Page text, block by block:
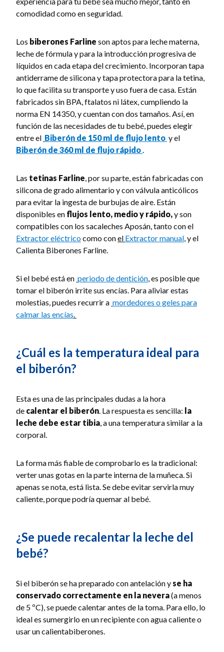
comodidad como en seguridad.
Los biberones Farline son aptos para leche materna,
leche de fórmula y para la introducción progresiva de
líquidos en cada etapa del crecimiento. Incorporan tapa
antiderrame de silicona y tapa protectora para la tetina,
lo que facilita su transporte y uso fuera de casa. Están
fabricados sin BPA, ftalatos ni látex, cumpliendo la
norma EN 14350, y cuentan con dos tamaños. Así, en
función de las necesidades de tu bebé, puedes elegir
entre el Biberón de 150 ml de flujo lento y el
Biberón de 360 ml de flujo rápido.
Las tetinas Farline, por su parte, están fabricadas con
silicona de grado alimentario y con válvula anticólicos
para evitar la ingesta de burbujas de aire. Están
disponibles en flujos lento, medio y rápido,y son
compatibles con los sacaleches Aposán, tanto con el
Extractor eléctricocomo conel Extractor manual, y el
Calienta Biberones Farline.
Si el bebé está en periodo de dentición,es posible que
tomar el biberón irrite sus encías. Para aliviar estas
molestias, puedes recurrir a mordedores o geles para
calmar las encías.
¿Cuál es la temperatura ideal para
el biberón?
Esta es una de las principales dudas a la hora
de calentar el biberón. La respuesta es sencilla: la
leche debe estar tibia, a una temperatura similar a la
corporal.
La forma más fiable de comprobarlo es la tradicional:
verter unas gotas en la parte interna de la muñeca. Si
apenas se nota, está lista. Se debe evitar servirla muy
caliente, porque podría quemar al bebé.
¿Se puede recalentar la leche del
bebé?
Si el biberón se ha preparado con antelación yse ha
conservado correctamente en la nevera(a menos
de 5 ºC), se puede calentar antes de la toma. Para ello, lo
ideal es sumergirlo en un recipiente con agua caliente o
usar un calientabiberones.